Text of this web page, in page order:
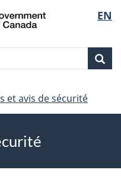
de
la
EN
et avis de sécurité